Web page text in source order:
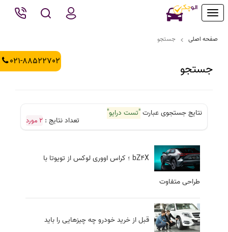
Toggle
021-88522702
صفحه اصلی جستجو
جستجو
نتایج جستجوی عبارت"تست درایو"
تعداد نتایج : 2 مورد
bZ۴X ؛ کراس اووری لوکس از تویوتا با
طراحی متفاوت
قبل از خرید خودرو چه چیزهایی را باید